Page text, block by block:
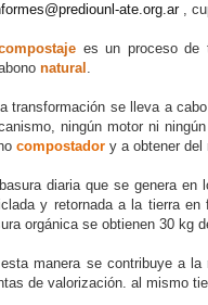
ate.org.ar,
es un proceso de
natural .
transformación se lleva a
ningún motor ni
compostador y a obtener del
diaria que se genera en
y retornada a la tierra en
orgánica se obtienen 30 kg
esta manera se contribuye a
de valorización. al mismo